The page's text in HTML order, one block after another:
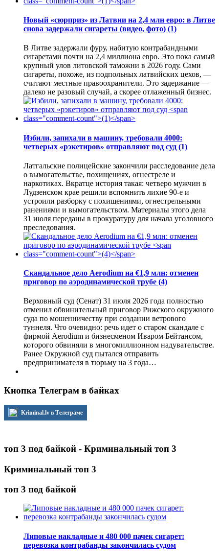
Новый «сюрприз» из Латвии на 2,4 млн евро: в Литве
снова задержали сигареты (видео, фото) (1)
В Литве задержали фуру, набитую контрабандными
сигаретами почти на 2,4 миллиона евро. Это пока самый
крупный улов литовской таможни в 2026 году. Сами
сигареты, похоже, из подпольных латвийских цехов, —
считают местные правоохранители. Это задержание —
далеко не разовый случай, а скорее отлаженный бизнес.
Избили, запихали в машину, требовали 4000:
четверых «рэкетиров» отправляют под суд (1)
Латгальские полицейские закончили расследование дела
о вымогательстве, похищениях, огнестреле и
наркотиках. Вкратце история такая: четверо мужчин в
Лудзенском крае решили вспомнить лихие 90-е и
устроили разборку с похищениями, огнестрельными
ранениями и вымогательством. Материалы этого дела
31 июля переданы в прокуратуру для начала уголовного
преследования.
Скандальное дело Aerodium на €1,9 млн: отменен
приговор по аэродинамической трубе (4)
Верховный суд (Сенат) 31 июля 2026 года полностью
отменил обвинительный приговор Рижского окружного
суда по мошенничеству при создании ветрового
туннеля. Что очевидно: речь идет о старом скандале с
фирмой Aerodium и бизнесменом Иваром Бейтансом,
которого обвиняли в многомиллионном надувательстве.
Ранее Окружной суд пытался отправить
предпринимателя в тюрьму на 3 года…
Кнопка Телеграм в байках
Kriminal.lv в Телеграме
топ 3 под байкой - Криминальный топ 3
Криминальный топ 3
топ 3 под байкой
Липовые накладные и 480 000 пачек сигарет:
перевозка контрабанды закончилась судом